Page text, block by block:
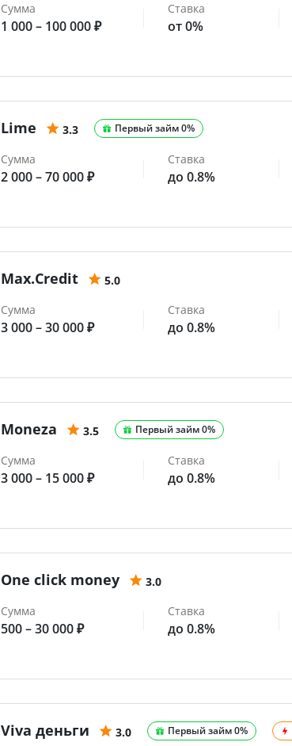
Сумма
1 000 – 100 000 ₽
Ставка
от 0%
Lime 3.3 Первый займ 0%
Сумма
2 000 – 70 000 ₽
Ставка
до 0.8%
Max.Credit
5.0
Сумма
3 000 – 30 000 ₽
Ставка
до 0.8%
Moneza 3.5 Первый займ 0%
Сумма
3 000 – 15 000 ₽
Ставка
до 0.8%
One click money
3.0
Сумма
500 – 30 000 ₽
Ставка
до 0.8%
Viva деньги 3.0 Первый займ 0%